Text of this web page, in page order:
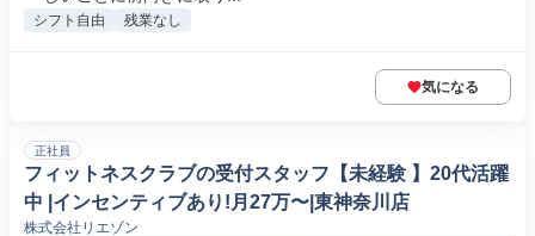
シフト自由 残業なし
気になる
正社員
フィットネスクラブの受付スタッフ【未経験 】20代活躍
中 |インセンティブあり!月27万〜|東神奈川店
株式会社リエゾン